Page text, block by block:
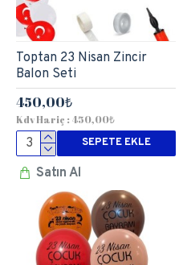
Toptan 23 Nisan Zincir
Balon Seti
450,00₺
Kdv Hariç : 450,00₺
SEPETE EKLE
Satın Al